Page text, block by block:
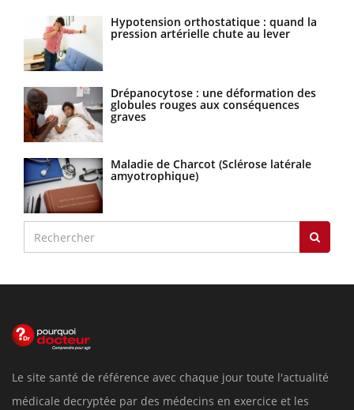
Hypotension orthostatique : quand la
pression artérielle chute au lever
Drépanocytose : une déformation des
globules rouges aux conséquences
graves
Maladie de Charcot (Sclérose latérale
amyotrophique)
Le site santé de référence avec chaque jour toute l'actualité
médicale decryptée par des médecins en exercice et les